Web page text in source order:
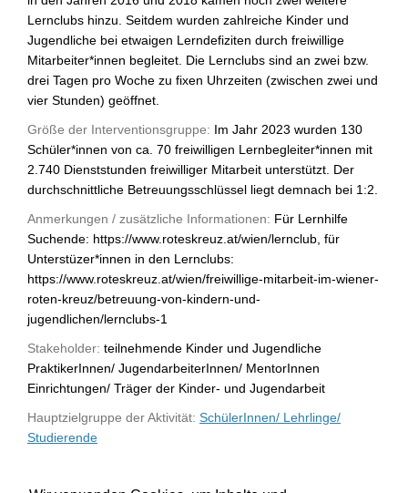
Lernclubs hinzu. Seitdem wurden zahlreiche Kinder und
Jugendliche bei etwaigen Lerndefiziten durch freiwillige
Mitarbeiter*innen begleitet. Die Lernclubs sind an zwei bzw.
drei Tagen pro Woche zu fixen Uhrzeiten (zwischen zwei und
vier Stunden) geöffnet.
Größe der Interventionsgruppe: Im Jahr 2023 wurden 130
Schüler*innen von ca. 70 freiwilligen Lernbegleiter*innen mit
2.740 Dienststunden freiwilliger Mitarbeit unterstützt. Der
durchschnittliche Betreuungsschlüssel liegt demnach bei 1:2.
Anmerkungen / zusätzliche Informationen: Für Lernhilfe
Suchende: https://www.roteskreuz.at/wien/lernclub, für
Unterstüzer*innen in den Lernclubs:
https://www.roteskreuz.at/wien/freiwillige-mitarbeit-im-wiener-
roten-kreuz/betreuung-von-kindern-und-
jugendlichen/lernclubs-1
Stakeholder: teilnehmende Kinder und Jugendliche
PraktikerInnen/ JugendarbeiterInnen/ MentorInnen
Einrichtungen/ Träger der Kinder- und Jugendarbeit
Hauptzielgruppe der Aktivität: SchülerInnen/ Lehrlinge/
Studierende